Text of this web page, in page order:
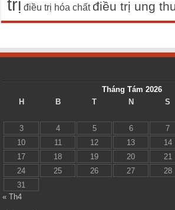
trị điều trị hóa chất điều trị ung
Tháng Tám 2026
H
B T N S
3
4 5 6 7
10
11 12 13 14
17
18 19 20 21
24
25 26 27 28
31
« Th4